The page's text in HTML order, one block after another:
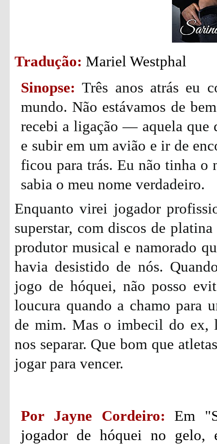
Tradução: Mariel Westphal
Sinopse: Três anos atrás eu
mundo. Não estávamos de
recebi a ligação — aquela que
e subir em um avião e ir de
ficou para trás. Eu não tinha o
sabia o meu nome verdadeiro.
Enquanto virei jogador
superstar, com discos de
produtor musical e namorado
havia desistido de nós.
jogo de hóquei, não posso
loucura quando a chamo para
de mim. Mas o imbecil do ex,
nos separar. Que bom que
jogar para vencer.
Por Jayne Cordeiro: Em
jogador de hóquei no